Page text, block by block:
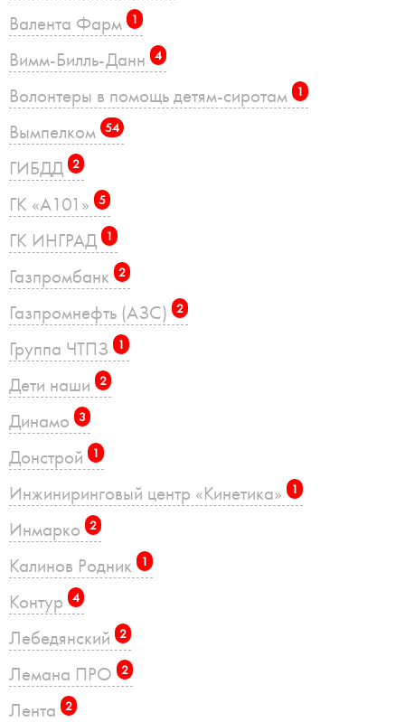
Валента Фарм 1
Вимм-Билль-Данн 4
Волонтеры в помощь детям-сиротам 1
Вымпелком 54
ГИБДД 2
ГК «А101» 5
ГК ИНГРАД 1
Газпромбанк 2
Газпромнефть (АЗС) 2
Группа ЧТПЗ 1
Дети наши 2
Динамо 3
Донстрой 1
Инжиниринговый центр «Кинетика» 1
Инмарко 2
Калинов Родник 1
Контур 4
Лебедянский 2
Лемана ПРО 2
Лента 2